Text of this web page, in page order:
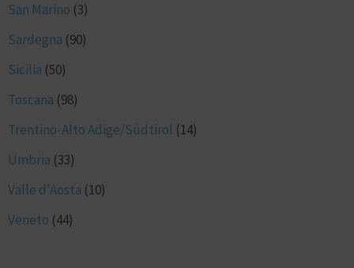
San Marino (3)
Sardegna (90)
Sicilia (50)
Toscana (98)
Trentino-Alto Adige/Südtirol (14)
Umbria (33)
Valle d'Aosta (10)
Veneto (44)